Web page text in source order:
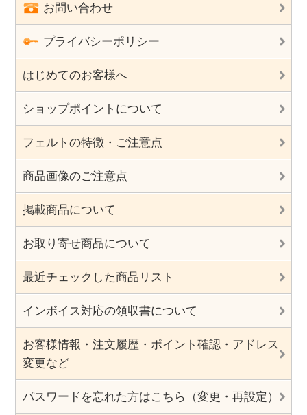
お問い合わせ
プライバシーポリシー
はじめてのお客様へ
ショップポイントについて
フェルトの特徴・ご注意点
商品画像のご注意点
掲載商品について
お取り寄せ商品について
最近チェックした商品リスト
インボイス対応の領収書について
お客様情報・注文履歴・ポイント確認・アドレス
変更など
パスワードを忘れた方はこちら（変更・再設定）